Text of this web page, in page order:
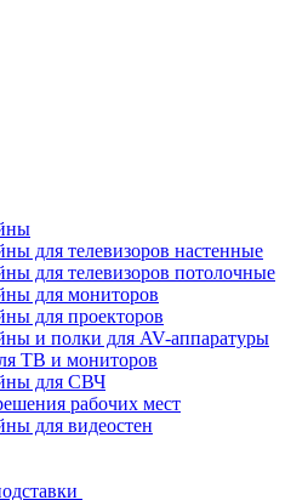
для телевизоров настенные
для телевизоров потолочные
для мониторов
для проекторов
и полки для AV-аппаратуры
ТВ и мониторов
для СВЧ
рабочих мест
для видеостен